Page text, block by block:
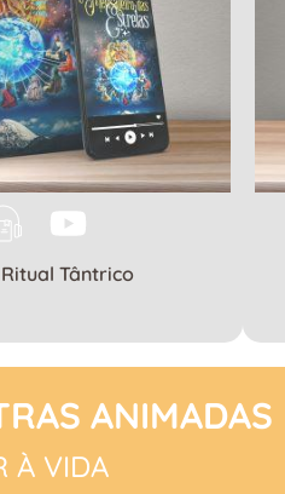
Tântrico
ANIMADAS
À VIDA